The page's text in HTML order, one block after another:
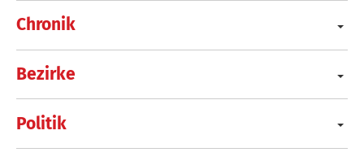
Chronik
Bezirke
Politik